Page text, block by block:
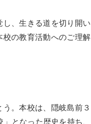
、生きる道を切り開い
の教育活動へのご理解
。本校は、隠岐島前３
となった歴史を持ち、